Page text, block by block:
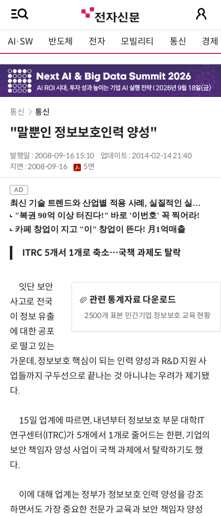
AI·SW 반도체 전자 모빌리티 통신 경제
통신 통신
"말뿐인 정보보호인력 양성"
발행일 : 2008-09-16 15:10
업데이트 : 2014-02-14 21:40
지면 :2008-09-16 5면
최신 기술 트렌드와 산업별 적용 사례, 실질적인 실행 전략을 공유 (9/18 양재역)
ITRC 5개서 1개로 축소…국책 과제도 탈락
관련 통계자료 다운로드
2500개 표본 민간기업 정보보호 교육 현황
잇단 보안
사고로 전국
이 정보 유출
에 대한 공포
로 떨고 있는
가운데, 정보보호 핵심이 되는 인력 양성과 R&D 지원 사
업들까지 구두선으로 끝나는 것 아니냐는 우려가 제기됐
다.
15일 업계에 따르면, 내년부터 정보보호 부문 대학IT
연구센터(ITRC)가 5개에서 1개로 줄어드는 한편, 기업의
보안 책임자 양성 사업이 국책 과제에서 탈락하기도 했
다.
이에 대해 업계는 정부가 정보보호 인력 양성을 강조
하면서도 가장 중요한 전문가 교육과 보안 책임자 양성